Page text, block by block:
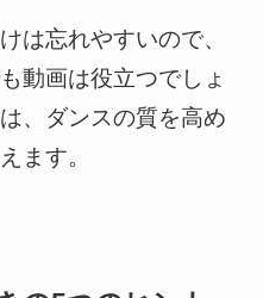
は忘れやすいので、
動画は役立つでしょ
、ダンスの質を高め
ます。